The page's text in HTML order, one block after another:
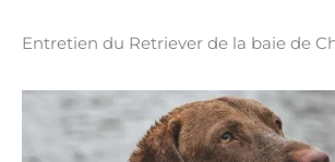
Entretien du Retriever de la baie de